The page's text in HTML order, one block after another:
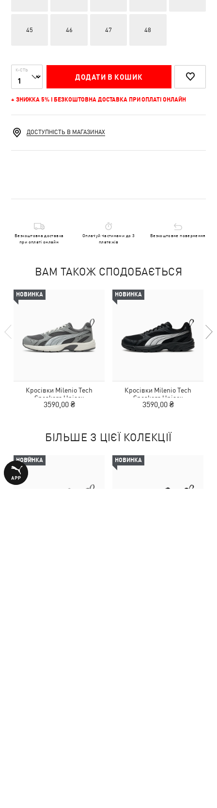
45 46 47 48
К-СТЬ
ДОДАТИ В КОШИК
+ ЗНИЖКА 5% І БЕЗКОШТОВНА ДОСТАВКА ПРИ ОПЛАТІ ОНЛАЙН
ДОСТУПНІСТЬ В МАГАЗИНАХ
Безкоштовна доставка
при оплаті онлайн
Оплачуй частинами до 3
платежів
Безкоштовне повернення
ВАМ ТАКОЖ СПОДОБАЄТЬСЯ
НОВИНКА
Кросівки Milenio Tech
Sneakers Unisex
3590,00 ₴
НОВИНКА
Кросівки Milenio Tech
Sneakers Unisex
3590,00 ₴
БІЛЬШЕ З ЦІЄЇ КОЛЕКЦІЇ
НОВИНКА НОВИНКА